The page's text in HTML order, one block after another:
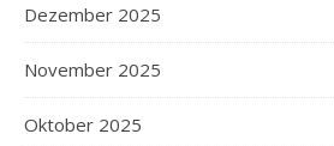
Dezember 2025
November 2025
Oktober 2025